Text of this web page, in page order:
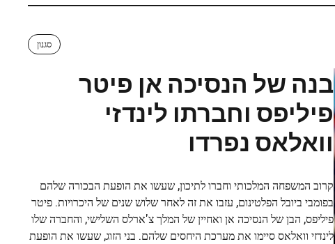
סגנון
בנה של הנסיכה אן פיטר
פיליפס וחברתו לינדזי
וואלאס נפרדו
קרוב המשפחה המלכותי וחברו לתיכון, שעשו את הופעת הבכורה שלהם
בפומבי ביובל הפלטינום, עזבו את זה לאחר שלוש שנים של היכרויות. פיטר
פיליפס, הבן של הנסיכה אן ואחיין של המלך צ'ארלס השלישי, והחברה שלו
לינדזי וואלאס סיימו את מערכת היחסים שלהם. בני הזוג, שעשו את הופעת